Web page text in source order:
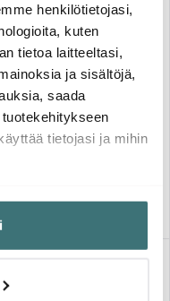
henkilötietojasi,
kuten
tietoa laitteeltasi,
ja sisältöjä,
saada
tietojasi ja mihin
sijainnistasi,
tarkkuudella
Petter
Valurautapata
4,4 L Vihreä